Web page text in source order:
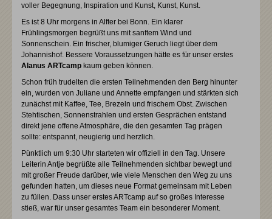
voller Begegnung, Inspiration und Kunst, Kunst, Kunst.
Es ist 8 Uhr morgens in Alfter bei Bonn. Ein klarer
Frühlingsmorgen begrüßt uns mit sanftem Wind und
Sonnenschein. Ein frischer, blumiger Geruch liegt über dem
Johannishof. Bessere Voraussetzungen hätte es für unser erstes
Alanus ARTcamp kaum geben können.
Schon früh trudelten die ersten Teilnehmenden den Berg hinunter
ein, wurden von Juliane und Annette empfangen und stärkten sich
zunächst mit Kaffee, Tee, Brezeln und frischem Obst. Zwischen
Stehtischen, Sonnenstrahlen und ersten Gesprächen entstand
direkt jene offene Atmosphäre, die den gesamten Tag prägen
sollte: entspannt, neugierig und herzlich.
Pünktlich um 9:30 Uhr starteten wir offiziell in den Tag. Unsere
Leiterin Antje begrüßte alle Teilnehmenden sichtbar bewegt und
mit großer Freude darüber, wie viele Menschen den Weg zu uns
gefunden hatten, um dieses neue Format gemeinsam mit Leben
zu füllen. Dass unser erstes ARTcamp auf so großes Interesse
stieß, war für unser gesamtes Team ein besonderer Moment.